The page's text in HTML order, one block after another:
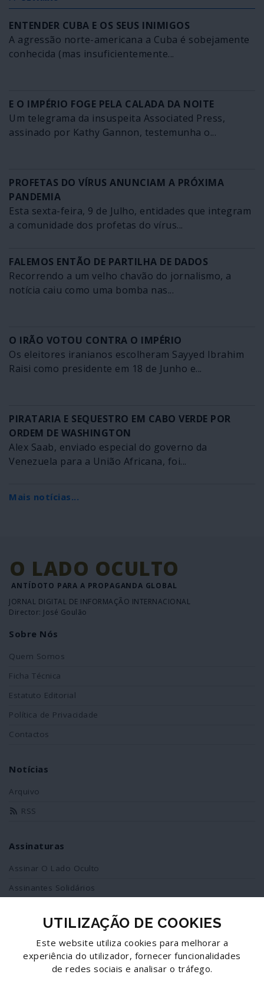
ENTENDER CUBA E OS SEUS INIMIGOS
A agressão norte-americana a Cuba é sobejamente
conhecida (mas insuficientemente...
E O IMPÉRIO FOGE PELA CALADA DA NOITE
Um telegrama da insuspeita Associated Press,
assinado por Kathy Gannon, testemunha o...
PROFETAS DO VÍRUS ANUNCIAM A PRÓXIMA
PANDEMIA
Esta sexta-feira, 9 de Julho, entidades que integram
a comunidade dos profetas do vírus...
FALEMOS ENTÃO DE PARTILHA DE DADOS
Recorrendo a um velho chavão do jornalismo, a
notícia caiu como uma bomba nas...
O IRÃO VOTOU CONTRA O IMPÉRIO
Os eleitores iranianos escolheram Sayyed Ibrahim
Raisi como presidente em 18 de Junho e...
PIRATARIA E SEQUESTRO EM CABO VERDE POR
ORDEM DE WASHINGTON
Alex Saab, enviado especial do governo da
Venezuela para a União Africana, foi...
Mais notícias...
O LADO OCULTO
ANTÍDOTO PARA A PROPAGANDA GLOBAL
JORNAL DIGITAL DE INFORMAÇÃO INTERNACIONAL
Director: José Goulão
Sobre Nós
Quem Somos
Ficha Técnica
Estatuto Editorial
Política de Privacidade
Contactos
Notícias
Arquivo
RSS
Assinaturas
Assinar O Lado Oculto
Assinantes Solidários
Redes Sociais
Siga-nos no facebook
UTILIZAÇÃO DE COOKIES
Este website utiliza cookies para melhorar a
experiência do utilizador, fornecer funcionalidades
de redes sociais e analisar o tráfego.